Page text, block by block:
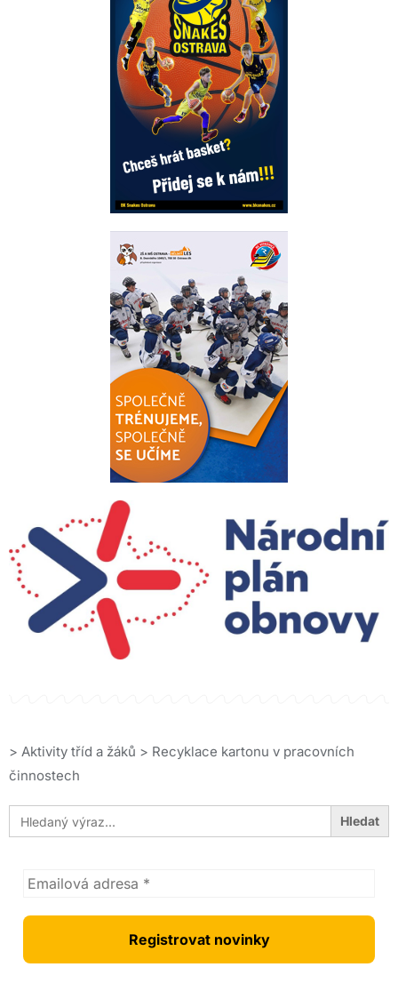
> Aktivity tříd a žáků > Recyklace kartonu v pracovních
činnostech
Search
for: